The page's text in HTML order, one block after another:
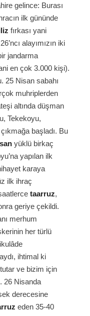
gelince: Burası
ilk gününde
fırkası yani
alayımızın iki
jandarma
en çok 3.000 kişi).
25 Nisan sabahı
muhriplerden
altında düşman
Tekekoyu,
başladı. Bu
yüklü birkaç
yapılan ilk
karaya
ilk ihraç
taarruz,
geriye çekildi.
merhum
her türlü
ihtimal ki
ve bizim için
26 Nisanda
derecesine
eden 35-40